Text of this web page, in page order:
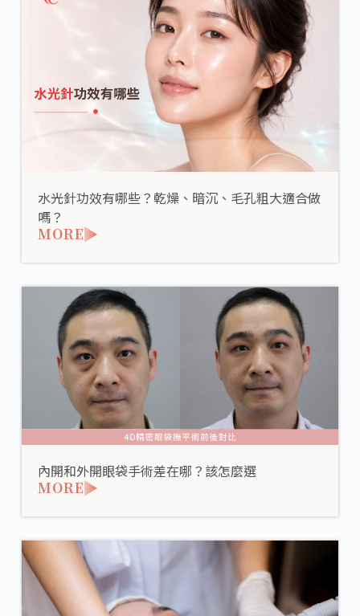
水光針功效有哪些？乾燥、暗沉、毛孔粗大適合做
嗎？
MORE
內開和外開眼袋手術差在哪？該怎麼選
MORE